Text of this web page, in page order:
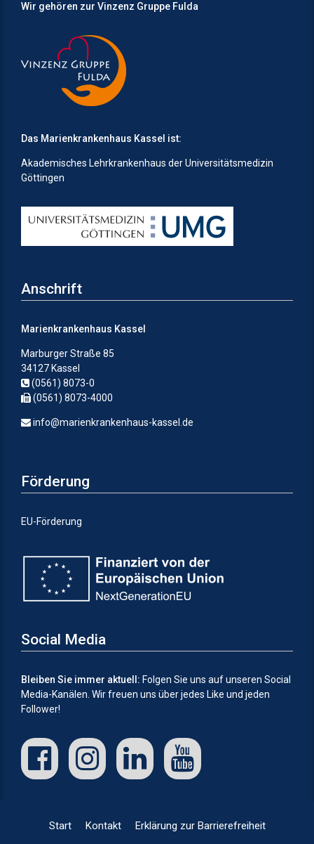
Wir gehören zur Vinzenz Gruppe Fulda
Das Marienkrankenhaus Kassel ist:
Akademisches Lehrkrankenhaus der Universitätsmedizin
Göttingen
Anschrift
Marienkrankenhaus Kassel
Marburger Straße 85
34127 Kassel
(0561) 8073-0
(0561) 8073-4000
info@marienkrankenhaus-kassel.de
Förderung
EU-Förderung
Social Media
Bleiben Sie immer aktuell: Folgen Sie uns auf unseren Social
Media-Kanälen. Wir freuen uns über jedes Like und jeden
Follower!
Start Kontakt
Erklärung zur Barrierefreiheit